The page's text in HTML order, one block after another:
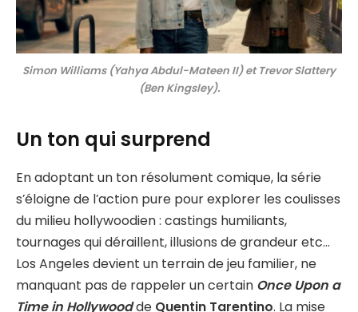
Simon Williams(Yahya Abdul-Mateen II) etTrevor Slattery
(Ben Kingsley).
Un ton qui surprend
En adoptant un ton résolument comique, la série
s’éloigne de l’action pure pour explorer les coulisses
du milieu hollywoodien : castings humiliants,
tournages qui déraillent, illusions de grandeur etc…
Los Angeles devient un terrain de jeu familier, ne
manquant pas de rappeler un certain Once Upon a
Time in Hollywoodde Quentin Tarentino. La mise